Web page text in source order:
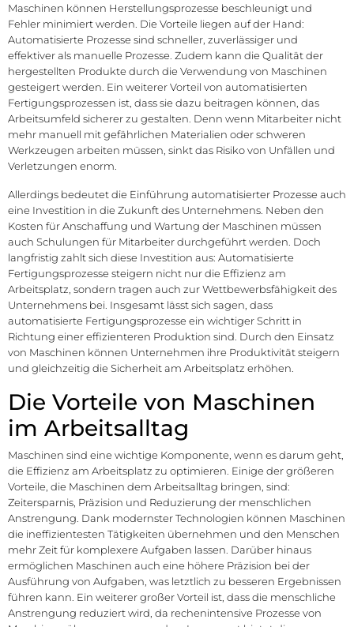
Maschinen können Herstellungsprozesse beschleunigt und
Fehler minimiert werden. Die Vorteile liegen auf der Hand:
Automatisierte Prozesse sind schneller, zuverlässiger und
effektiver als manuelle Prozesse. Zudem kann die Qualität der
hergestellten Produkte durch die Verwendung von Maschinen
gesteigert werden. Ein weiterer Vorteil von automatisierten
Fertigungsprozessen ist, dass sie dazu beitragen können, das
Arbeitsumfeld sicherer zu gestalten. Denn wenn Mitarbeiter nicht
mehr manuell mit gefährlichen Materialien oder schweren
Werkzeugen arbeiten müssen, sinkt das Risiko von Unfällen und
Verletzungen enorm.
Allerdings bedeutet die Einführung automatisierter Prozesse auch
eine Investition in die Zukunft des Unternehmens. Neben den
Kosten für Anschaffung und Wartung der Maschinen müssen
auch Schulungen für Mitarbeiter durchgeführt werden. Doch
langfristig zahlt sich diese Investition aus: Automatisierte
Fertigungsprozesse steigern nicht nur die Effizienz am
Arbeitsplatz, sondern tragen auch zur Wettbewerbsfähigkeit des
Unternehmens bei. Insgesamt lässt sich sagen, dass
automatisierte Fertigungsprozesse ein wichtiger Schritt in
Richtung einer effizienteren Produktion sind. Durch den Einsatz
von Maschinen können Unternehmen ihre Produktivität steigern
und gleichzeitig die Sicherheit am Arbeitsplatz erhöhen.
Die Vorteile von Maschinen
im Arbeitsalltag
Maschinen sind eine wichtige Komponente, wenn es darum geht,
die Effizienz am Arbeitsplatz zu optimieren. Einige der größeren
Vorteile, die Maschinen dem Arbeitsalltag bringen, sind:
Zeitersparnis, Präzision und Reduzierung der menschlichen
Anstrengung. Dank modernster Technologien können Maschinen
die ineffizientesten Tätigkeiten übernehmen und den Menschen
mehr Zeit für komplexere Aufgaben lassen. Darüber hinaus
ermöglichen Maschinen auch eine höhere Präzision bei der
Ausführung von Aufgaben, was letztlich zu besseren Ergebnissen
führen kann. Ein weiterer großer Vorteil ist, dass die menschliche
Anstrengung reduziert wird, da rechenintensive Prozesse von